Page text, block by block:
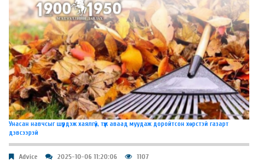
Унасан навчсыг шүүрдэж хаялгүй, түүж аваад муудаж доройтсон хөрстэй газарт
дэвсээрэй
Advice 2025-10-06 11:20:06 1107